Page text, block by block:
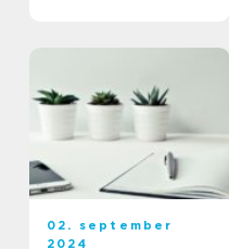
02. september
2024